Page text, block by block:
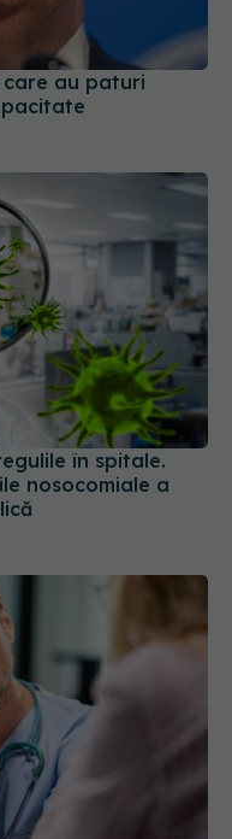
au paturi
în spitale.
nosocomiale a